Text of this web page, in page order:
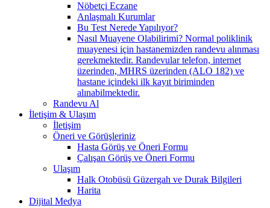
Nöbetçi Eczane
Anlaşmalı Kurumlar
Bu Test Nerede Yapılıyor?
Nasıl Muayene Olabilirimi? Normal poliklinik
muayenesi için hastanemizden randevu alınması
gerekmektedir. Randevular telefon, internet
üzerinden, MHRS üzerinden (ALO 182) ve
hastane içindeki ilk kayıt biriminden
alınabilmektedir.
Randevu Al
İletişim & Ulaşım
İletişim
Öneri ve Görüşleriniz
Hasta Görüş ve Öneri Formu
Çalışan Görüş ve Öneri Formu
Ulaşım
Halk Otobüsü Güzergah ve Durak Bilgileri
Harita
Dijital Medya